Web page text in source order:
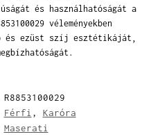
és használhatóságát a
véleményekben
és ezüst szíj esztétikáját,
R8853100029
Férfi , Karóra
Maserati